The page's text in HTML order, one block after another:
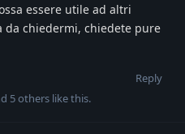
essere utile ad altri
da chiedermi, chiedete pure
Reply
5others like this.